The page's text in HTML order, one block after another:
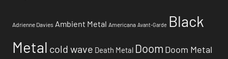
Adrienne Davies Ambient Metal Americana Avant-Garde Black
Metal cold wave Death Metal Doom Doom Metal